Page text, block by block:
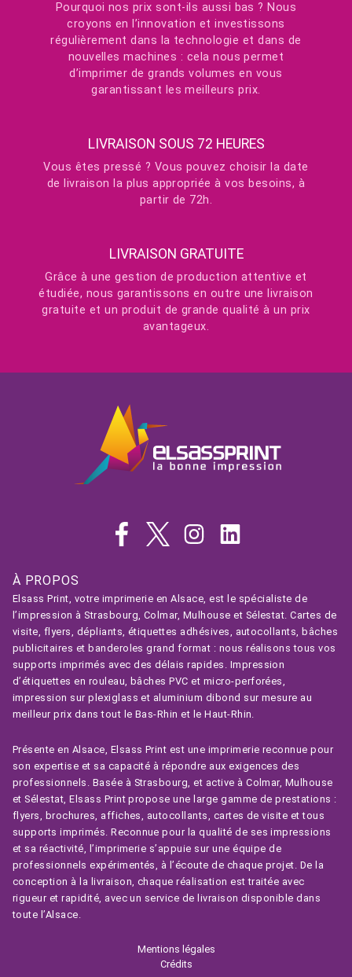
Pourquoi nos prix sont-ils aussi bas ? Nous
croyons en l’innovation et investissons
régulièrement dans la technologie et dans de
nouvelles machines : cela nous permet
d’imprimer de grands volumes en vous
garantissant les meilleurs prix.
LIVRAISON SOUS 72 HEURES
Vous êtes pressé ? Vous pouvez choisir la date
de livraison la plus appropriée à vos besoins, à
partir de 72h.
LIVRAISON GRATUITE
Grâce à une gestion de production attentive et
étudiée, nous garantissons en outre une livraison
gratuite et un produit de grande qualité à un prix
avantageux.
À PROPOS
Elsass Print, votre imprimerie en Alsace, est le spécialiste de
l’impression à Strasbourg, Colmar, Mulhouse et Sélestat. Cartes de
visite, flyers, dépliants, étiquettes adhésives, autocollants, bâches
publicitaires et banderoles grand format : nous réalisons tous vos
supports imprimés avec des délais rapides. Impression
d’étiquettes en rouleau, bâches PVC et micro-perforées,
impression sur plexiglass et aluminium dibond sur mesure au
meilleur prix dans tout le Bas-Rhin et le Haut-Rhin.
Présente en Alsace, Elsass Print est une imprimerie reconnue pour
son expertise et sa capacité à répondre aux exigences des
professionnels. Basée à Strasbourg, et active à Colmar, Mulhouse
et Sélestat, Elsass Print propose une large gamme de prestations :
flyers, brochures, affiches, autocollants, cartes de visite et tous
supports imprimés. Reconnue pour la qualité de ses impressions
et sa réactivité, l’imprimerie s’appuie sur une équipe de
professionnels expérimentés, à l’écoute de chaque projet. De la
conception à la livraison, chaque réalisation est traitée avec
rigueur et rapidité, avec un service de livraison disponible dans
toute l’Alsace.
Mentions légales
Crédits